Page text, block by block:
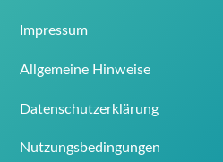
Impressum
Allgemeine Hinweise
Datenschutzerklärung
Nutzungsbedingungen